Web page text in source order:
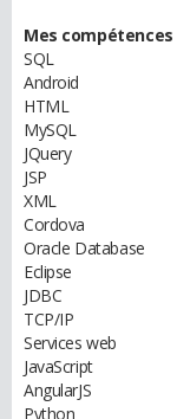
Mes compétences
SQL
Android
HTML
MySQL
JQuery
JSP
XML
Cordova
Oracle Database
Eclipse
JDBC
TCP/IP
Services web
JavaScript
AngularJS
Python